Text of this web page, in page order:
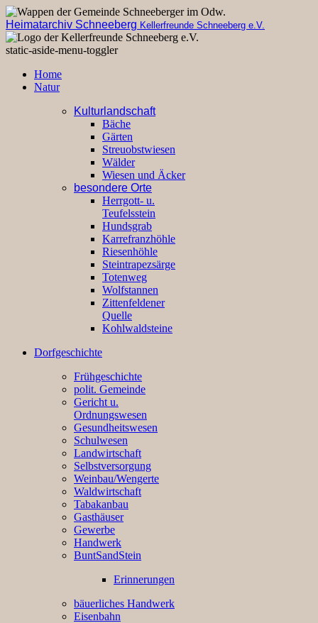
Heimatarchiv Schneeberg Kellerfreunde Schneeberg e.V.
static-aside-menu-toggler
Home
Natur
Kulturlandschaft
Bäche
Gärten
Streuobstwiesen
Wälder
Wiesen und Äcker
besondere Orte
Herrgott- u.
Teufelsstein
Hundsgrab
Karrefranzhöhle
Riesenhöhle
Steintrapezsärge
Totenweg
Wolfstannen
Zittenfeldener
Quelle
Kohlwaldsteine
Dorfgeschichte
Frühgeschichte
polit. Gemeinde
Gericht u.
Ordnungswesen
Gesundheitswesen
Schulwesen
Landwirtschaft
Selbstversorgung
Weinbau/Wengerte
Waldwirtschaft
Tabakanbau
Gasthäuser
Gewerbe
Handwerk
BuntSandStein
Erinnerungen
bäuerliches Handwerk
Eisenbahn